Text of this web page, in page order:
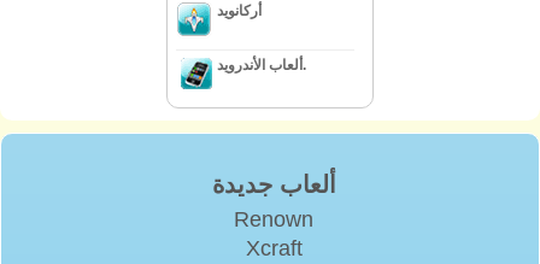
أركانويد
ألعاب الأندرويد.
ألعاب جديدة
Renown
Xcraft